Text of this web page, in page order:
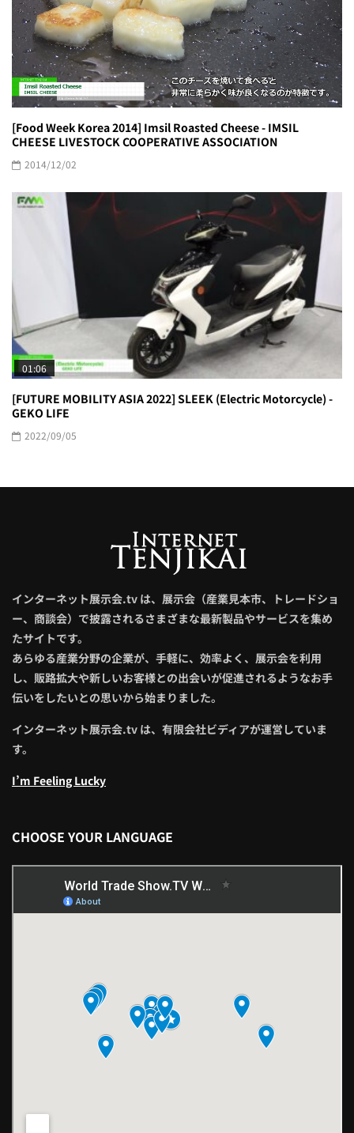
[Food Week Korea 2014] Imsil Roasted Cheese - IMSIL
CHEESE LIVESTOCK COOPERATIVE ASSOCIATION
2014/12/02
01:06
[FUTURE MOBILITY ASIA 2022] SLEEK (Electric Motorcycle) -
GEKO LIFE
2022/09/05
インターネット展示会.tv は、展示会（産業見本市、トレードショ
ー、商談会）で披露されるさまざまな最新製品やサービスを集め
たサイトです。
あらゆる産業分野の企業が、手軽に、効率よく、展示会を利用
し、販路拡大や新しいお客様との出会いが促進されるようなお手
伝いをしたいとの思いから始まりました。
インターネット展示会.tv は、有限会社ビディアが運営していま
す。
I’m Feeling Lucky
CHOOSE YOUR LANGUAGE